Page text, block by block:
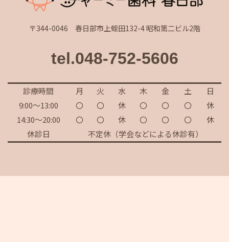
〒344-0046 春日部市上蛭田132-4 昭和第二ビル2階
tel.048-752-5606
診療時間 月 火 水 木 金 土
日
9:00～13:00
〇 〇 休 〇 〇 〇
休
14:30～20:00
〇 〇 休 〇 〇 〇
休
休診日
不定休（学会などによる休診有）